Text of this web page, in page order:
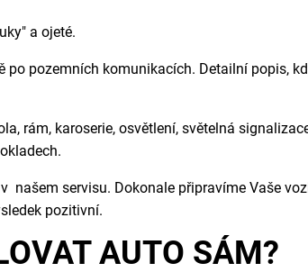
a ojeté.
pozemních komunikacích. Detailní popis,
rám, karoserie, osvětlení, světelná
našem servisu. Dokonale připravíme Vaše
pozitivní.
AUTO SÁM?